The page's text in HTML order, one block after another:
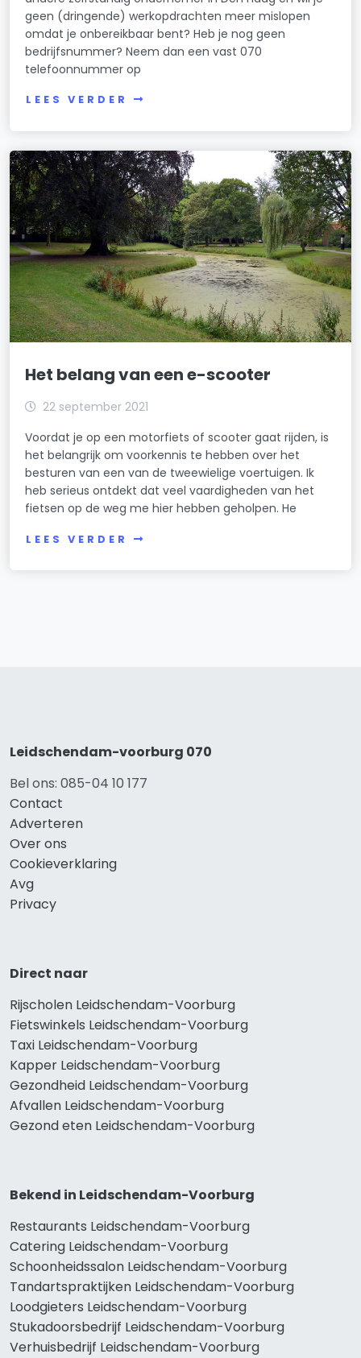
geen (dringende) werkopdrachten meer mislopen
omdat je onbereikbaar bent? Heb je nog geen
bedrijfsnummer? Neem dan een vast 070
telefoonnummer op
LEES VERDER
Het belang van een e-scooter
22 september 2021
Voordat je op een motorfiets of scooter gaat rijden, is
het belangrijk om voorkennis te hebben over het
besturen van een van de tweewielige voertuigen. Ik
heb serieus ontdekt dat veel vaardigheden van het
fietsen op de weg me hier hebben geholpen. He
LEES VERDER
Leidschendam-voorburg 070
Bel ons: 085-04 10 177
Contact
Adverteren
Over ons
Cookieverklaring
Avg
Privacy
Direct naar
Rijscholen Leidschendam-Voorburg
Fietswinkels Leidschendam-Voorburg
Taxi Leidschendam-Voorburg
Kapper Leidschendam-Voorburg
Gezondheid Leidschendam-Voorburg
Afvallen Leidschendam-Voorburg
Gezond eten Leidschendam-Voorburg
Bekend in Leidschendam-Voorburg
Restaurants Leidschendam-Voorburg
Catering Leidschendam-Voorburg
Schoonheidssalon Leidschendam-Voorburg
Tandartspraktijken Leidschendam-Voorburg
Loodgieters Leidschendam-Voorburg
Stukadoorsbedrijf Leidschendam-Voorburg
Verhuisbedrijf Leidschendam-Voorburg